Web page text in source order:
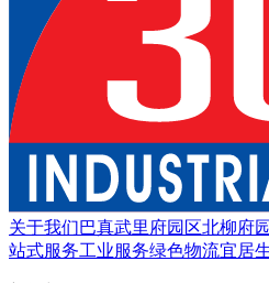
关于我们巴真武里府园区北柳府
站式服务工业服务绿色物流宜居